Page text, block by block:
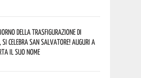
della Trasfigurazione di
si celebra San Salvatore! Auguri a
il suo nome